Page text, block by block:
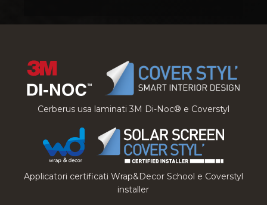
Cerberus usa laminati 3M Di-Noc® e Coverstyl
Applicatori certificati Wrap&Decor School e Coverstyl
installer